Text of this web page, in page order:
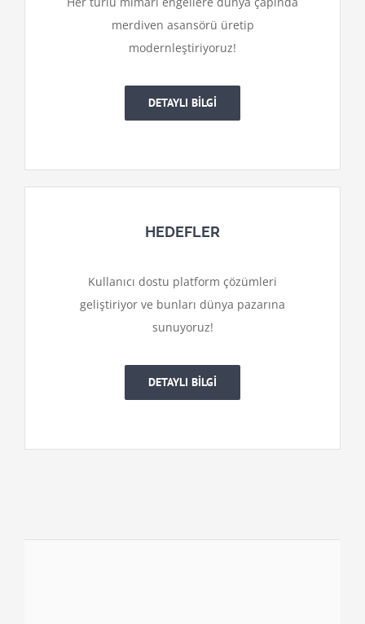
merdiven asansörü üretip
modernleştiriyoruz!
DETAYLI BİLGİ
HEDEFLER
Kullanıcı dostu platform çözümleri
geliştiriyor ve bunları dünya pazarına
sunuyoruz!
DETAYLI BİLGİ